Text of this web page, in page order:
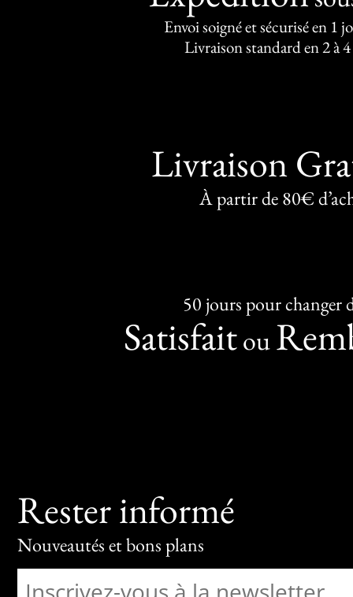
Envoi soigné et sécurisé en 1
Livraison standard en 2 à
Livraison
À partir de 80€
50 jours pour changer
Satisfaitou
Rester informé
Nouveautés et bons plans